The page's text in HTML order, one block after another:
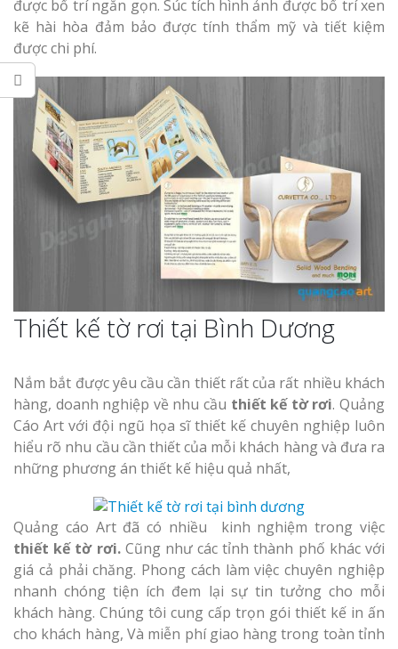
được bố trí ngắn gọn. Súc tích hình ảnh được bố trí xen
kẽ hài hòa đảm bảo được tính thẩm mỹ và tiết kiệm
được chi phí.
Thiết kế tờ rơi tại Bình Dương
Nắm bắt được yêu cầu cần thiết rất của rất nhiều khách
hàng, doanh nghiệp về nhu cầu thiết kế tờ rơi. Quảng
Cáo Art với đội ngũ họa sĩ thiết kế chuyên nghiệp luôn
hiểu rõ nhu cầu cần thiết của mỗi khách hàng và đưa ra
những phương án thiết kế hiệu quả nhất,
Quảng cáo Art đã có nhiều kinh nghiệm trong việc
thiết kế tờ rơi. Cũng như các tỉnh thành phố khác với
giá cả phải chăng. Phong cách làm việc chuyên nghiệp
nhanh chóng tiện ích đem lại sự tin tưởng cho mỗi
khách hàng. Chúng tôi cung cấp trọn gói thiết kế in ấn
cho khách hàng, Và miễn phí giao hàng trong toàn tỉnh
Làm biển hiệu gỗ
quán cafe đẹp
Làm biển
Nghệ An giá
Thi Công
Nghệ An Nâng Tầm
Hiệu
Làm Biển
Rẻ Tại Vinh Giải Pháp
Quả
Làm Hộp
Cáo Tại Vinh Giá Rẻ
Biển Led
Ma Trận
Thi Công
Nghiệp